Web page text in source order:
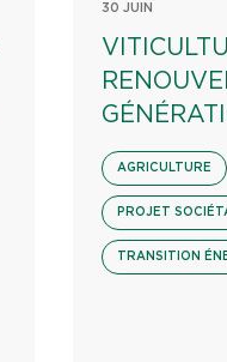
30 JUIN
AGRICULTURE
PROJET
TRANSITION